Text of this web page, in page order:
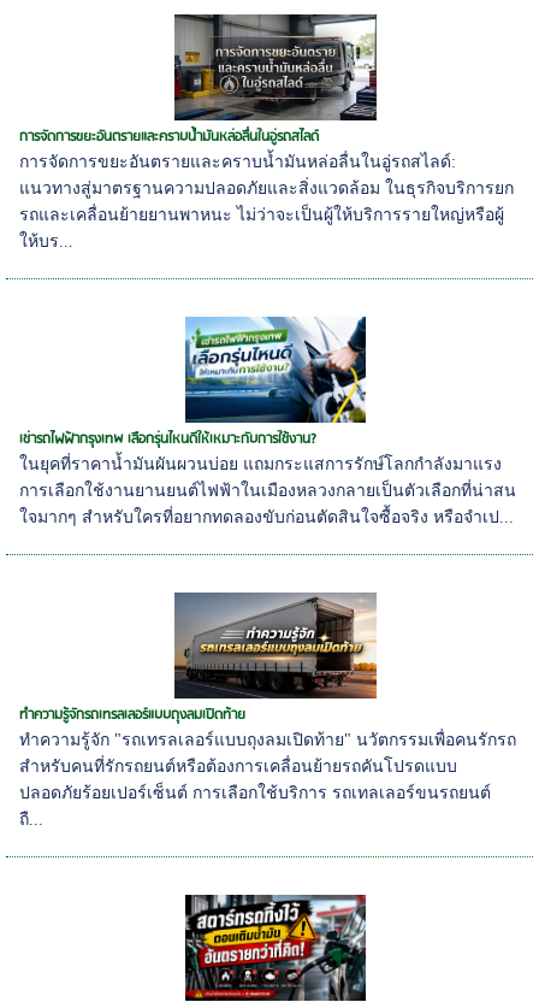
การจัดการขยะอันตรายและคราบน้ำมันหล่อลื่นในอู่รถสไลด์
การจัดการขยะอันตรายและคราบน้ำมันหล่อลื่นในอู่รถสไลด์:
แนวทางสู่มาตรฐานความปลอดภัยและสิ่งแวดล้อม ในธุรกิจบริการยก
รถและเคลื่อนย้ายยานพาหนะ ไม่ว่าจะเป็นผู้ให้บริการรายใหญ่หรือผู้
ให้บร...
เช่ารถไฟฟ้ากรุงเทพ เลือกรุ่นไหนดีให้เหมาะกับการใช้งาน?
ในยุคที่ราคาน้ำมันผันผวนบ่อย แถมกระแสการรักษ์โลกกำลังมาแรง
การเลือกใช้งานยานยนต์ไฟฟ้าในเมืองหลวงกลายเป็นตัวเลือกที่น่าสน
ใจมากๆ สำหรับใครที่อยากทดลองขับก่อนตัดสินใจซื้อจริง หรือจำเป...
ทำความรู้จักรถเทรลเลอร์แบบถุงลมเปิดท้าย
ทำความรู้จัก "รถเทรลเลอร์แบบถุงลมเปิดท้าย" นวัตกรรมเพื่อคนรักรถ
สำหรับคนที่รักรถยนต์หรือต้องการเคลื่อนย้ายรถคันโปรดแบบ
ปลอดภัยร้อยเปอร์เซ็นต์ การเลือกใช้บริการ รถเทลเลอร์ขนรถยนต์
ถื...